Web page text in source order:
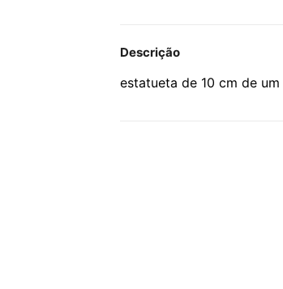
Descrição
estatueta de 10 cm de